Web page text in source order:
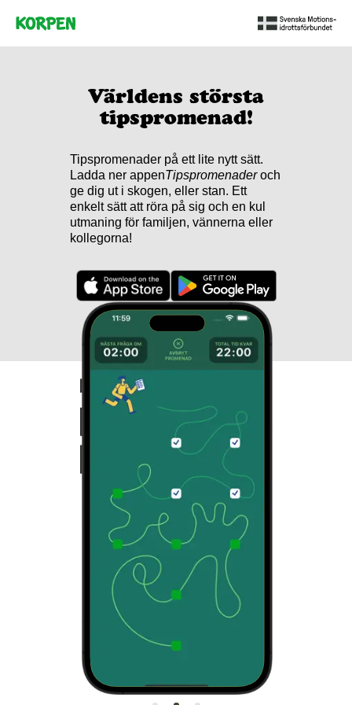
Världens största
tipspromenad!
Tipspromenader på ett lite nytt sätt.
Ladda ner appenTipspromenaderoch
ge dig ut i skogen, eller stan. Ett
enkelt sätt att röra på sig och en kul
utmaning för familjen, vännerna eller
kollegorna!